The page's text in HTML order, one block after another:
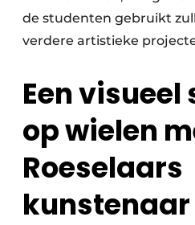
de studenten gebruikt
verdere artistieke
Een
op wielen
Roeselaars
kunstenaar